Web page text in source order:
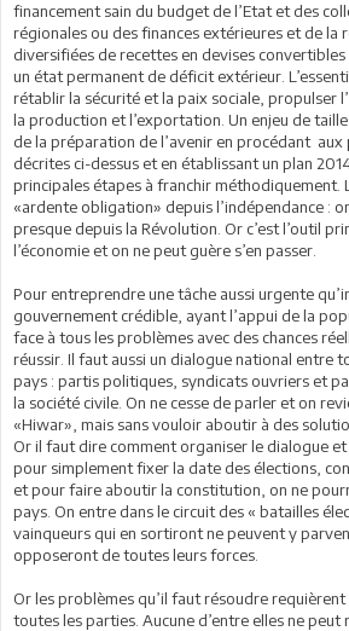
financement sain du budget de l’Etat et des
régionales ou des finances extérieures et de la
diversifiées de recettes en devises
un état permanent de déficit extérieur.
rétablir la sécurité et la paix sociale, propulser
la production et l’exportation. Un enjeu de
de la préparation de l’avenir en procédant
décrites ci-dessus et en établissant un plan
principales étapes à franchir méthodiquement.
«ardente obligation» depuis l’indépendance :
presque depuis la Révolution. Or c’est l’outil
l’économie et on ne peut guère s’en passer.
Pour entreprendre une tâche aussi urgente
gouvernement crédible, ayant l’appui de la
face à tous les problèmes avec des chances
réussir. Il faut aussi un dialogue national entre
pays : partis politiques, syndicats ouvriers et
la société civile. On ne cesse de parler et on
«Hiwar», mais sans vouloir aboutir à des
Or il faut dire comment organiser le dialogue et
pour simplement fixer la date des élections,
et pour faire aboutir la constitution, on ne
pays. On entre dans le circuit des « batailles
vainqueurs qui en sortiront ne peuvent y
opposeront de toutes leurs forces.
Or les problèmes qu’il faut résoudre
toutes les parties. Aucune d’entre elles ne